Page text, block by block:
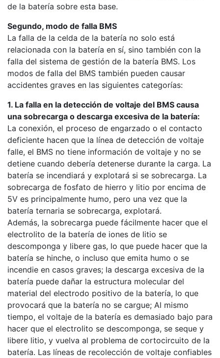
de la batería sobre esta base.
Segundo, modo de falla BMS
La falla de la celda de la batería no solo está
relacionada con la batería en sí, sino también con la
falla del sistema de gestión de la batería BMS. Los
modos de falla del BMS también pueden causar
accidentes graves en las siguientes categorías:
1. La falla en la detección de voltaje del BMS causa
una sobrecarga o descarga excesiva de la batería:
La conexión, el proceso de engarzado o el contacto
deficiente hacen que la línea de detección de voltaje
falle, el BMS no tiene información de voltaje y no se
detiene cuando debería detenerse durante la carga. La
batería se incendiará y explotará si se sobrecarga. La
sobrecarga de fosfato de hierro y litio por encima de
5V es principalmente humo, pero una vez que la
batería ternaria se sobrecarga, explotará.
Además, la sobrecarga puede fácilmente hacer que el
electrolito de la batería de iones de litio se
descomponga y libere gas, lo que puede hacer que la
batería se hinche, o incluso que emita humo o se
incendie en casos graves; la descarga excesiva de la
batería puede dañar la estructura molecular del
material del electrodo positivo de la batería, lo que
provocará que la batería no se cargue; Al mismo
tiempo, el voltaje de la batería es demasiado bajo para
hacer que el electrolito se descomponga, se seque y
libere litio, y vuelva al problema de cortocircuito de la
batería. Las líneas de recolección de voltaje confiables